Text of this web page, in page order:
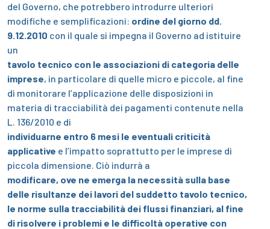
del Governo, che potrebbero introdurre ulteriori
modifiche e semplificazioni: ordine del giorno dd.
9.12.2010 con il quale si impegna il Governo ad istituire
un
tavolo tecnico con le associazioni di categoria delle
imprese, in particolare di quelle micro e piccole, al fine
di monitorare l’applicazione delle disposizioni in
materia di tracciabilità dei pagamenti contenute nella
L. 136/2010 e di
individuarne entro 6 mesi le eventuali criticità
applicative e l’impatto soprattutto per le imprese di
piccola dimensione. Ciò indurrà a
modificare, ove ne emerga la necessità sulla base
delle risultanze dei lavori del suddetto tavolo tecnico,
le norme sulla tracciabilità dei flussi finanziari, al fine
di risolvere i problemi e le difficoltà operative con